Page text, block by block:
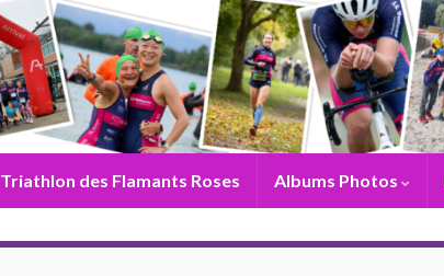
Triathlon des Flamants Roses Albums Photos